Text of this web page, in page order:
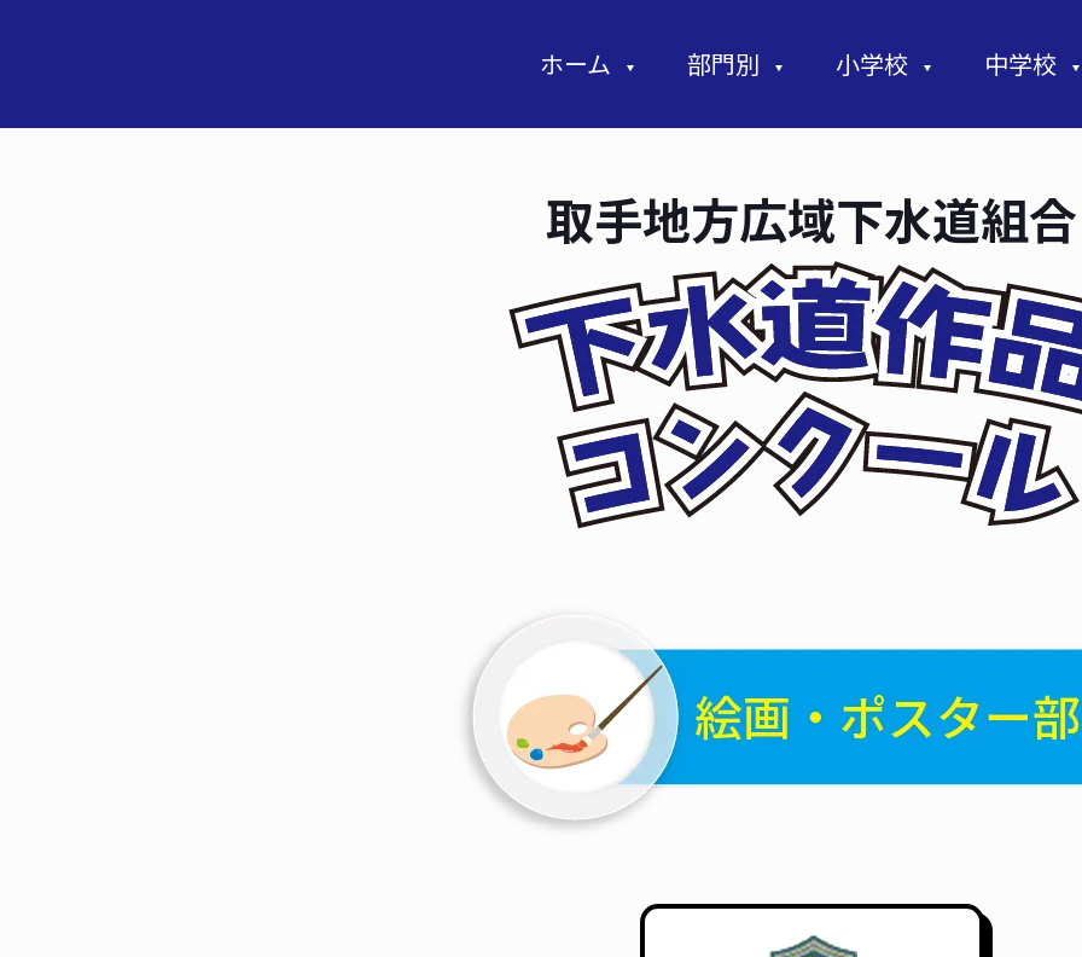
ホーム 部門別 小学校 中学校
取手地方広域下水道組合